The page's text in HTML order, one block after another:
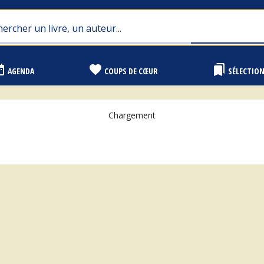
AGENDA favorite COUPS DE CŒUR bookmarks
Chargement